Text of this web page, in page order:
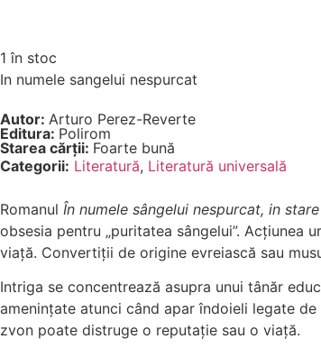
1 în stoc
In numele sangelui nespurcat
Autor: Arturo Perez-Reverte
Editura: Polirom
Starea cărții: Foarte bună
Categorii: Literatură, Literatură universală
Romanul În numele sângelui nespurcat, in
obsesia pentru „puritatea sângelui”.
viață. Convertiții de origine evreiască sau
Intriga se concentrează asupra unui tânăr
amenințate atunci când apar îndoieli legate
zvon poate distruge o reputație sau o viață.